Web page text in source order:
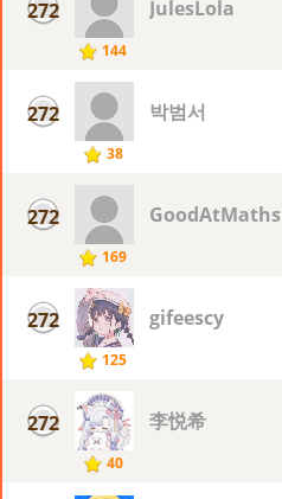
272
144
JulesLola
272
38
박범서
272
169
GoodAtMaths
272
125
gifeescy
272
40
李悦希